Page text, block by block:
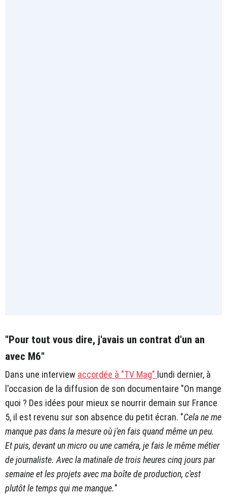
"Pour tout vous dire, j'avais un contrat d'un an
avec M6"
Dans une interview accordée à "TV Mag" lundi dernier, à
l'occasion de la diffusion de son documentaire "On mange
quoi ? Des idées pour mieux se nourrir demain sur France
5, il est revenu sur son absence du petit écran. "Cela ne me
manque pas dans la mesure où j'en fais quand même un peu.
Et puis, devant un micro ou une caméra, je fais le même métier
de journaliste. Avec la matinale de trois heures cinq jours par
semaine et les projets avec ma boîte de production, c'est
plutôt le temps qui me manque."